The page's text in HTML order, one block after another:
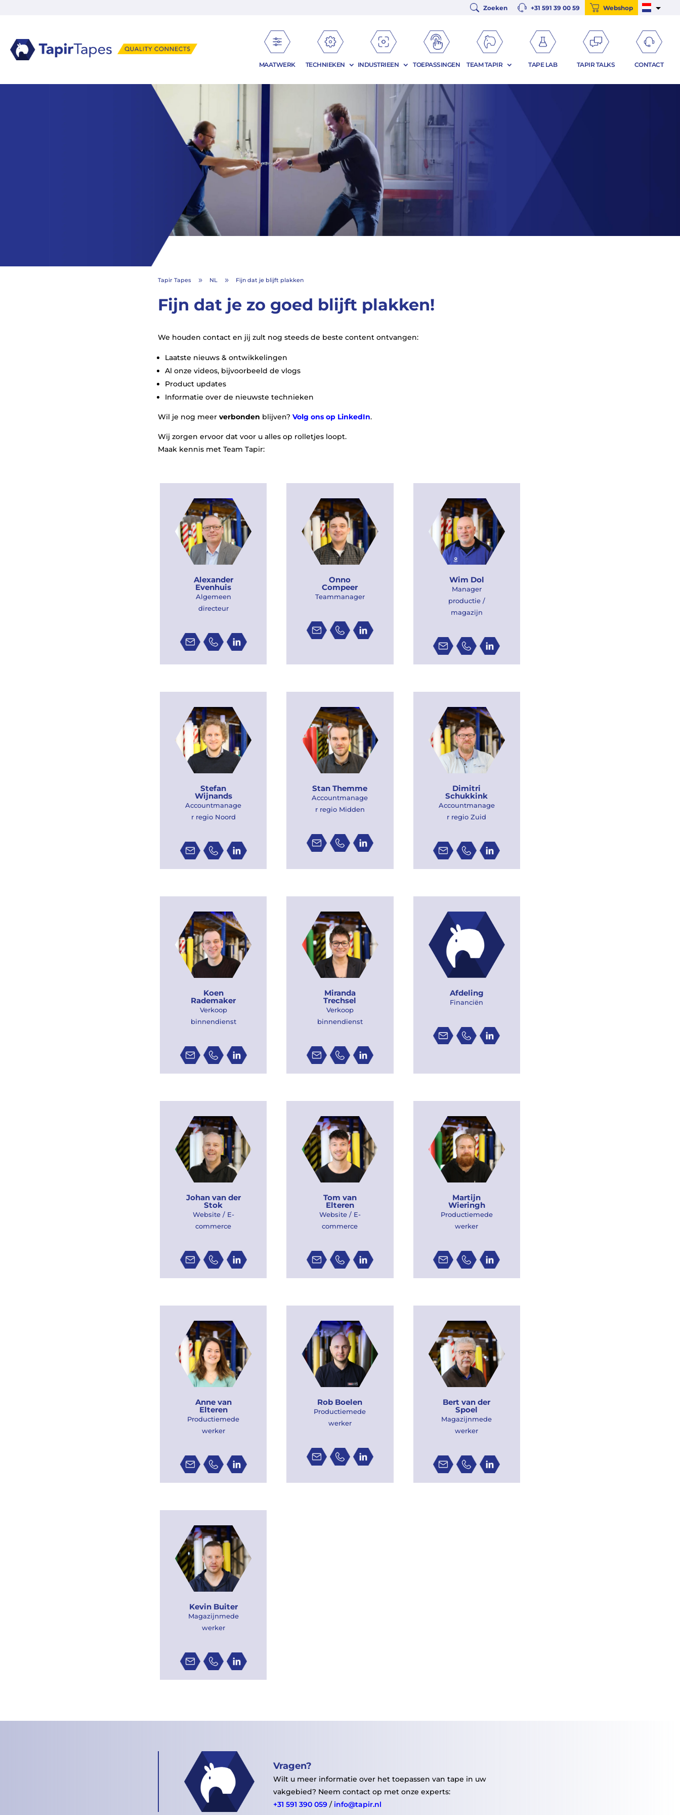
Webshop
+31 591 39 00 59
Zoeken
MAATWERK TECHNIEKEN INDUSTRIEEN TOEPASSINGEN TEAM TAPIR TAPE LAB TAPIR TALKS CONTACT
Tapir Tapes 9 NL 9 Fijn dat je blijft plakken
Fijn dat je zo goed blijft plakken!
We houden contact en jij zult nog steeds de beste content ontvangen:
Laatste nieuws & ontwikkelingen
Al onze videos, bijvoorbeeld de vlogs
Product updates
Informatie over de nieuwste technieken
Wil je nog meer verbonden blijven? Volg ons op LinkedIn.
Wij zorgen ervoor dat voor u alles op rolletjes loopt.
Maak kennis met Team Tapir:
Alexander
Evenhuis
Algemeen
directeur
Onno
Compeer
Teammanager
Wim Dol
Manager
productie /
magazijn
Stefan
Wijnands
Accountmanage
r regio Noord
Stan Themme
Accountmanage
r regio Midden
Dimitri
Schukkink
Accountmanage
r regio Zuid
Koen
Rademaker
Verkoop
binnendienst
Miranda
Trechsel
Verkoop
binnendienst
Afdeling
Financiën
Johan van der
Stok
Website / E-
commerce
Tom van
Elteren
Website / E-
commerce
Martijn
Wieringh
Productiemede
werker
Anne van
Elteren
Productiemede
werker
Rob Boelen
Productiemede
werker
Bert van der
Spoel
Magazijnmede
werker
Kevin Buiter
Magazijnmede
werker
Vragen?
Wilt u meer informatie over het toepassen van tape in uw
vakgebied? Neem contact op met onze experts:
+31 591 390 059 / info@tapir.nl